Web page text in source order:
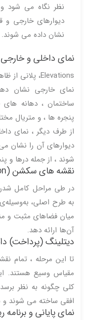
نظر نگاه می شود
دیوارهای خارجی و
نشان داده می شوند.
نمای داخلی و خارجی
Elevations، پلانی از ظاهر داخلی و خارجی سازه است.
نمای خارجی نشان
ساختمان ، دهانه های
پنجره ها ، و متریال
از طرف دیگر ، نمای
دیوارهای آن را نشان
شوند ، از جمله درها و
نقشه های سکشن (Section)
در طی مراحل کامل
به طرح اصلی،
میان فضاهای مثبت و
آن‌ها ارائه دهد.
دیتلینگ (پرداخت)
تا این مرحله ، تمام
مقیاس وسیع هستند.
کلی چگونه به نظر
افقی ساخته می شوند
نمای پایانی و برنامه